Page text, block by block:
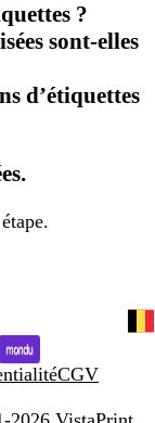
?
sont-elles
d’étiquettes
CGV